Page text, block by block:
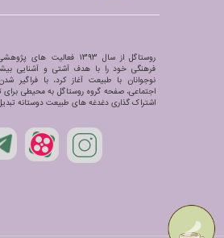
روستاگل از سال 1393 فعالیت
فرهنگی خود را با هدف آشتی و آشنایی
نوجوانان با طبیعت آغاز کرد، با فراگیر
اجتماعی، صفحه گروه روستاگل به محیطی برای
اشتراک گذاری دغدغه های طبیعت دوستانه